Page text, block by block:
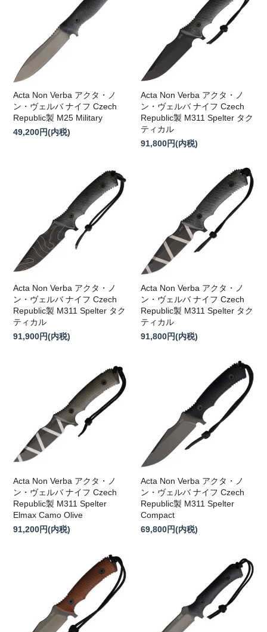
Acta Non Verba アクタ・ノ
ン・ヴェルバ ナイフ Czech
Republic製 M25 Military
49,200円(内税)
Acta Non Verba アクタ・ノ
ン・ヴェルバ ナイフ Czech
Republic製 M311 Spelter タク
ティカル
91,800円(内税)
Acta Non Verba アクタ・ノ
ン・ヴェルバ ナイフ Czech
Republic製 M311 Spelter タク
ティカル
91,900円(内税)
Acta Non Verba アクタ・ノ
ン・ヴェルバ ナイフ Czech
Republic製 M311 Spelter タク
ティカル
91,800円(内税)
Acta Non Verba アクタ・ノ
ン・ヴェルバ ナイフ Czech
Republic製 M311 Spelter
Elmax Camo Olive
91,200円(内税)
Acta Non Verba アクタ・ノ
ン・ヴェルバ ナイフ Czech
Republic製 M311 Spelter
Compact
69,800円(内税)